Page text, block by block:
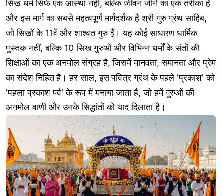
सिख धर्म सिर्फ एक आस्था नहीं, बल्कि जीवन जीने का एक तरीका है
और इस मार्ग का सबसे महत्वपूर्ण मार्गदर्शक है श्री गुरु ग्रंथ साहिब,
जो सिखों के 11वें और शाश्वत गुरु हैं। यह कोई साधारण धार्मिक
पुस्तक नहीं, बल्कि 10 सिख गुरुओं और विभिन्न धर्मों के संतों की
शिक्षाओं का एक अनमोल संग्रह है, जिसमें मानवता, समानता और प्रेम
का संदेश निहित है। हर साल, इस पवित्र ग्रंथ के पहले 'प्रकाश' को
'पहला प्रकाश पर्व' के रूप में मनाया जाता है, जो हमें गुरुओं की
अनमोल वाणी और उनके सिद्धांतों को याद दिलाता है।